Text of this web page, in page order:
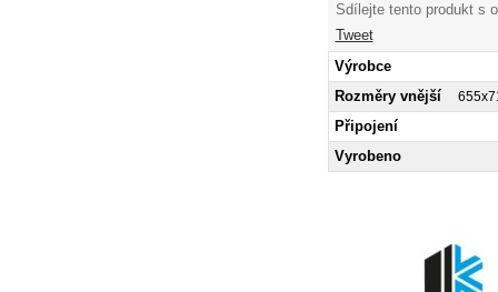
Sdílejte tento produkt s
Tweet
Výrobce
Rozměry vnější
Připojení
Vyrobeno